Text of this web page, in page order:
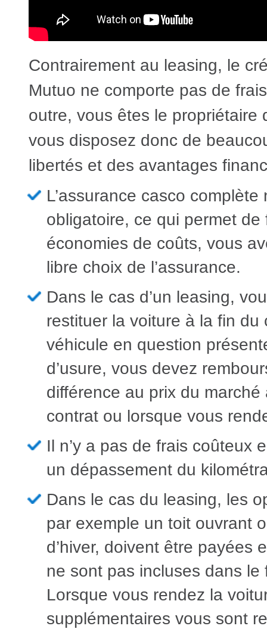
Contrairement au leasing, le
Mutuo ne comporte pas de
outre, vous êtes le propriétaire
vous disposez donc de
libertés et des avantages
L’assurance casco complète
obligatoire, ce qui permet de
économies de coûts, vous
libre choix de l’assurance.
Dans le cas d’un leasing,
restituer la voiture à la fin du
véhicule en question
d’usure, vous devez
différence au prix du marché
contrat ou lorsque vous
Il n’y a pas de frais coûteux
un dépassement du
Dans le cas du leasing, les
par exemple un toit ouvrant
d’hiver, doivent être payées
ne sont pas incluses dans le
Lorsque vous rendez la
supplémentaires vous sont